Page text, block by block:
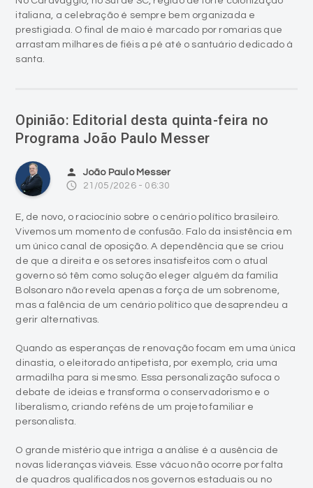
italiana, a celebração é sempre bem organizada e
prestigiada. O final de maio é marcado por romarias que
arrastam milhares de fiéis a pé até o santuário dedicado à
santa.
Opinião: Editorial desta quinta-feira no
Programa João Paulo Messer
person João Paulo Messer
access_time 21/05/2026 - 06:30
E, de novo, o raciocínio sobre o cenário político brasileiro.
Vivemos um momento de confusão. Falo da insistência em
um único canal de oposição. A dependência que se criou
de que a direita e os setores insatisfeitos com o atual
governo só têm como solução eleger alguém da família
Bolsonaro não revela apenas a força de um sobrenome,
mas a falência de um cenário político que desaprendeu a
gerir alternativas.
Quando as esperanças de renovação focam em uma única
dinastia, o eleitorado antipetista, por exemplo, cria uma
armadilha para si mesmo. Essa personalização sufoca o
debate de ideias e transforma o conservadorismo e o
liberalismo, criando reféns de um projeto familiar e
personalista.
O grande mistério que intriga a análise é a ausência de
novas lideranças viáveis. Esse vácuo não ocorre por falta
de quadros qualificados nos governos estaduais ou no